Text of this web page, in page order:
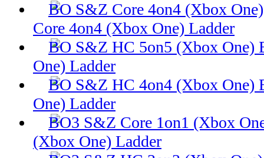
Core 4on4 (Xbox One) Ladder
One) Ladder
One) Ladder
(Xbox One) Ladder